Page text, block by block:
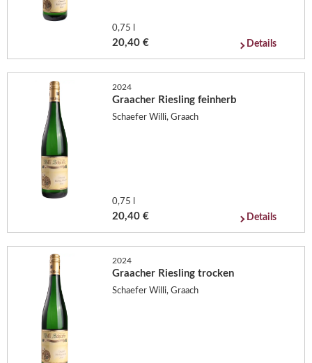
0,75 l
20,40 € Details
2024
Graacher Riesling feinherb
Schaefer Willi, Graach
0,75 l
20,40 € Details
2024
Graacher Riesling trocken
Schaefer Willi, Graach